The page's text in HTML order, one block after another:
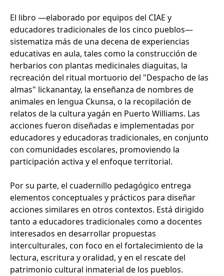
El libro —elaborado por equipos del CIAE y
educadores tradicionales de los cinco pueblos—
sistematiza más de una decena de experiencias
educativas en aula, tales como la construcción de
herbarios con plantas medicinales diaguitas, la
recreación del ritual mortuorio del "Despacho de las
almas" lickanantay, la enseñanza de nombres de
animales en lengua Ckunsa, o la recopilación de
relatos de la cultura yagán en Puerto Williams. Las
acciones fueron diseñadas e implementadas por
educadores y educadoras tradicionales, en conjunto
con comunidades escolares, promoviendo la
participación activa y el enfoque territorial.
Por su parte, el cuadernillo pedagógico entrega
elementos conceptuales y prácticos para diseñar
acciones similares en otros contextos. Está dirigido
tanto a educadores tradicionales como a docentes
interesados en desarrollar propuestas
interculturales, con foco en el fortalecimiento de la
lectura, escritura y oralidad, y en el rescate del
patrimonio cultural inmaterial de los pueblos.